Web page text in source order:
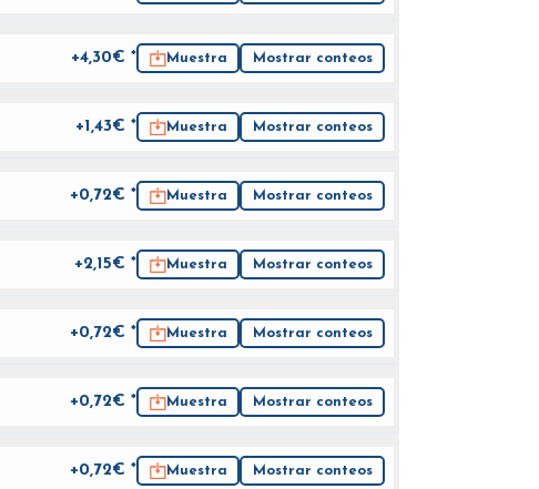
+4,30€ * Muestra Mostrar conteos
+1,43€ * Muestra Mostrar conteos
+0,72€ * Muestra Mostrar conteos
+2,15€ * Muestra Mostrar conteos
+0,72€ * Muestra Mostrar conteos
+0,72€ * Muestra Mostrar conteos
+0,72€ * Muestra Mostrar conteos